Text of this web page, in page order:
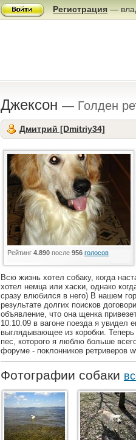
Регистрация —
Джексон — Голден
Дмитрий [Dmitriy34]
Рейтинг 4.890 после 956 голосов
Всю жизнь хотел собаку, когда
хотел немца или хаски, однако
сразу влюбился в него) В нашем
результате долгих поисков
объявление, что она щенка
10.10.09 в вагоне поезда я увидел
выглядывающее из коробки.
пес, которого я люблю больше
форуме - поклонников ретриверов
Фотографии собаки